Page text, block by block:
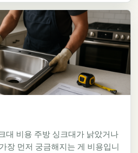
대 비용 주방 싱크대가 낡았거나
장 먼저 궁금해지는 게 비용입니